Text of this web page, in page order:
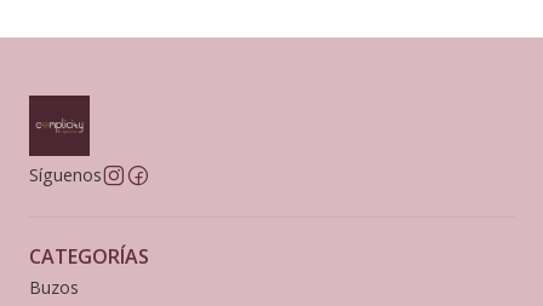
Síguenos
CATEGORÍAS
Buzos